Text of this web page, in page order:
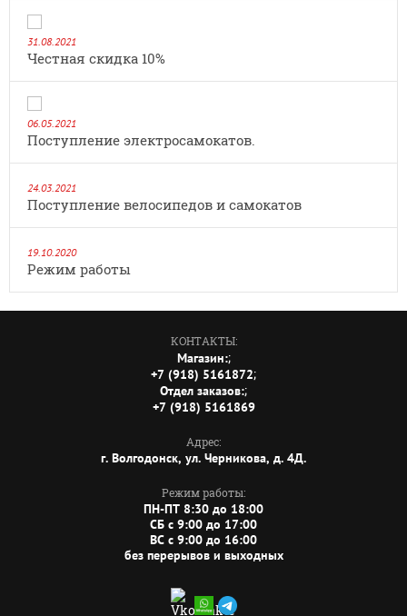
31.08.2021
Честная скидка 10%
06.05.2021
Поступление электросамокатов.
24.03.2021
Поступление велосипедов и самокатов
19.10.2020
Режим работы
КОНТАКТЫ:
Магазин:;
+7 (918) 5161872;
Отдел заказов:;
+7 (918) 5161869
Адрес:
г. Волгодонск, ул. Черникова, д. 4Д.
Режим работы:
ПН-ПТ 8:30 до 18:00
СБ c 9:00 до 17:00
ВС c 9:00 до 16:00
без перерывов и выходных